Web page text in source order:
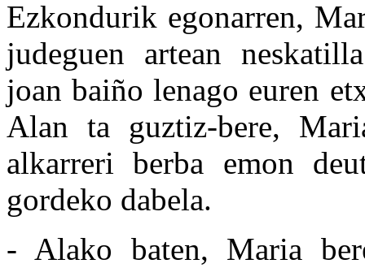
Ezkondurik egonarren,
judeguen artean
joan baiño lenago euren
Alan ta guztiz-bere,
alkarreri berba emon
gordeko dabela.
- Alako baten, Maria